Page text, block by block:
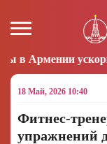
до 8,6%: ЕАБР
18 Май, 2026 10:40
Фитнес-
упражнений